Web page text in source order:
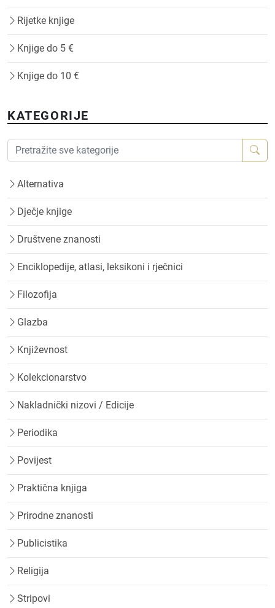
Rijetke knjige
Knjige do 5 €
Knjige do 10 €
KATEGORIJE
Alternativa
Dječje knjige
Društvene znanosti
Enciklopedije, atlasi, leksikoni i rječnici
Filozofija
Glazba
Književnost
Kolekcionarstvo
Nakladnički nizovi / Edicije
Periodika
Povijest
Praktična knjiga
Prirodne znanosti
Publicistika
Religija
Stripovi